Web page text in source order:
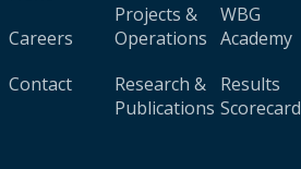
Careers
Contact
Projects &
Operations
Research &
Publications
WBG
Academy
Results
Scorecard